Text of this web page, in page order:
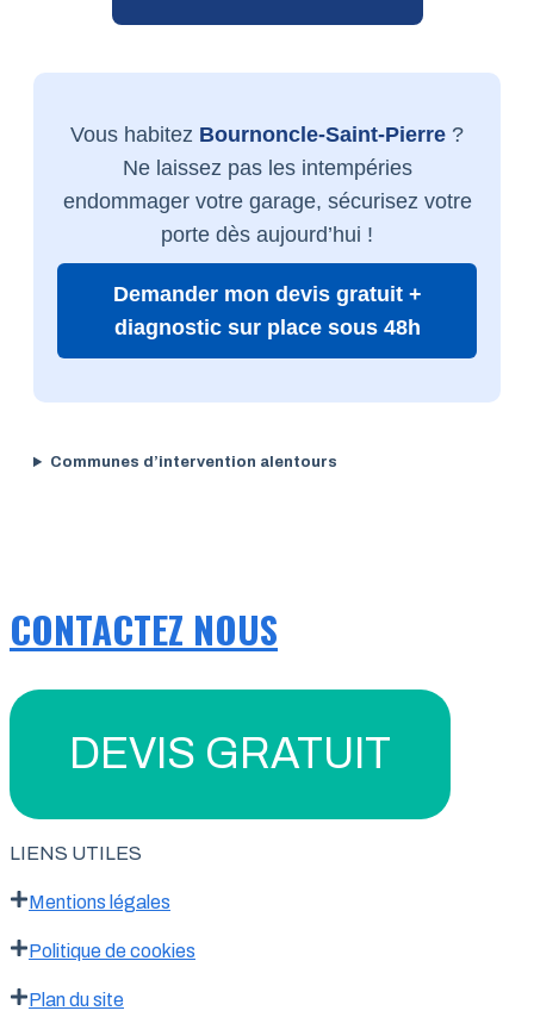
Vous habitez Bournoncle-Saint-Pierre ?
Ne laissez pas les intempéries
endommager votre garage, sécurisez votre
porte dès aujourd’hui !
Demander mon devis gratuit +
diagnostic sur place sous 48h
Communes d’intervention alentours
CONTACTEZ NOUS
DEVIS GRATUIT
LIENS UTILES
Mentions légales
Politique de cookies
Plan du site